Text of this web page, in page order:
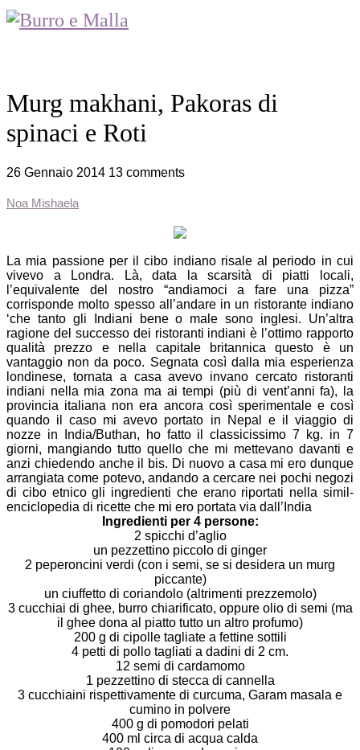
Murg makhani, Pakoras di
spinaci e Roti
26 Gennaio 2014 13 comments
Noa Mishaela
La mia passione per il cibo indiano risale al periodo in cui
vivevo a Londra. Là, data la scarsità di piatti locali,
l’equivalente del nostro “andiamoci a fare una pizza”
corrisponde molto spesso all’andare in un ristorante indiano
‘che tanto gli Indiani bene o male sono inglesi. Un’altra
ragione del successo dei ristoranti indiani è l’ottimo rapporto
qualità prezzo e nella capitale britannica questo è un
vantaggio non da poco. Segnata così dalla mia esperienza
londinese, tornata a casa avevo invano cercato ristoranti
indiani nella mia zona ma ai tempi (più di vent’anni fa), la
provincia italiana non era ancora così sperimentale e così
quando il caso mi avevo portato in Nepal e il viaggio di
nozze in India/Buthan, ho fatto il classicissimo 7 kg. in 7
giorni, mangiando tutto quello che mi mettevano davanti e
anzi chiedendo anche il bis. Di nuovo a casa mi ero dunque
arrangiata come potevo, andando a cercare nei pochi negozi
di cibo etnico gli ingredienti che erano riportati nella simil-
enciclopedia di ricette che mi ero portata via dall’India
Ingredienti per 4 persone:
2 spicchi d’aglio
un pezzettino piccolo di ginger
2 peperoncini verdi (con i semi, se si desidera un murg
piccante)
un ciuffetto di coriandolo (altrimenti prezzemolo)
3 cucchiai di ghee, burro chiarificato, oppure olio di semi (ma
il ghee dona al piatto tutto un altro profumo)
200 g di cipolle tagliate a fettine sottili
4 petti di pollo tagliati a dadini di 2 cm.
12 semi di cardamomo
1 pezzettino di stecca di cannella
3 cucchiaini rispettivamente di curcuma, Garam masala e
cumino in polvere
400 g di pomodori pelati
400 ml circa di acqua calda